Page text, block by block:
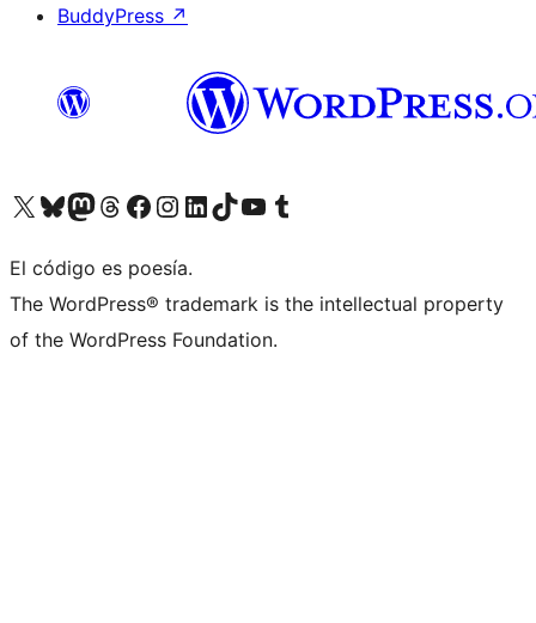
BuddyPress ↗
Visita nuestra cuenta de X (anteriormente Twitter)
Visita nuestra cuenta de Bluesky
Visita nuestra cuenta de Mastodon
Visita nuestra cuenta de Threads
Visita nuestra página de Facebook
Visita nuestra cuenta de Instagram
Visita nuestra cuenta de LinkedIn
Visita nuestra cuenta de TikTok
Visita nuestro canal de YouTube
Visita nuestra cuenta de Tumblr
El código es poesía.
The WordPress® trademark is the intellectual property
of the WordPress Foundation.